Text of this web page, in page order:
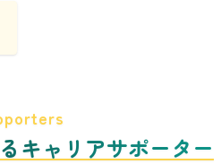
キャリアサポーター